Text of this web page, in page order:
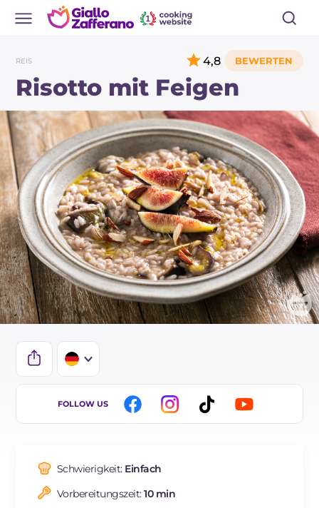
REIS
Risotto mit Feigen
4,8
IT
ES
BR
FOLLOW US
Schwierigkeit: Einfach
Vorbereitungszeit:10 min